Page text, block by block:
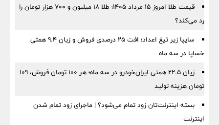
قیمت طلا امروز ۱۵ مرداد ۱۴۰۵؛ طلا ۱۸ میلیون و ۷۰۰ هزار تومان را
رد می‌کند؟
سایپا زیر تیغ اعداد؛ افت ۲۵ درصدی فروش و زیان ۹.۴ همتی
خساپا در سه ماه
زیان ۲۲.۵ همتی ایران‌خودرو در سه ماه؛ هر ۱۰۰ تومان فروش، ۱۰۹
تومان هزینه تولید
بسته اینترنت‌تان زود تمام می‌شود؟ | ماجرای زود تمام شدن
اینترنت